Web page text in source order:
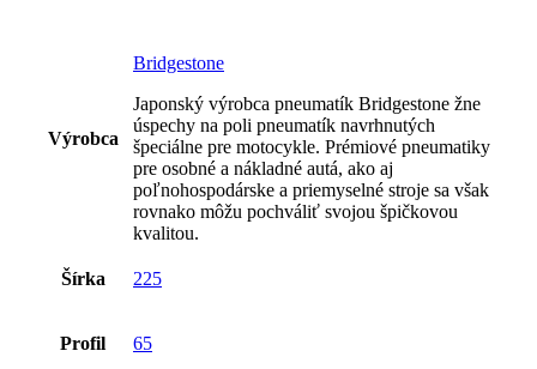
Výrobca
Bridgestone
Japonský výrobca pneumatík Bridgestone žne
úspechy na poli pneumatík navrhnutých
špeciálne pre motocykle. Prémiové pneumatiky
pre osobné a nákladné autá, ako aj
poľnohospodárske a priemyselné stroje sa však
rovnako môžu pochváliť svojou špičkovou
kvalitou.
Šírka 225
Profil 65